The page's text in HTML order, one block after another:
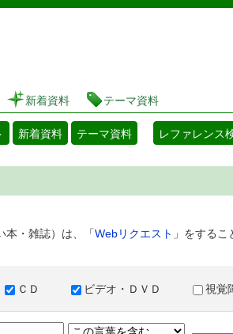
図書館 蔵書検索・予約システム
新着資料 テーマ資料
新着資料 テーマ資料 レファレンス
本・雑誌）は、「Webリクエスト 」をするこ
ＣＤ ビデオ・ＤＶＤ 視覚